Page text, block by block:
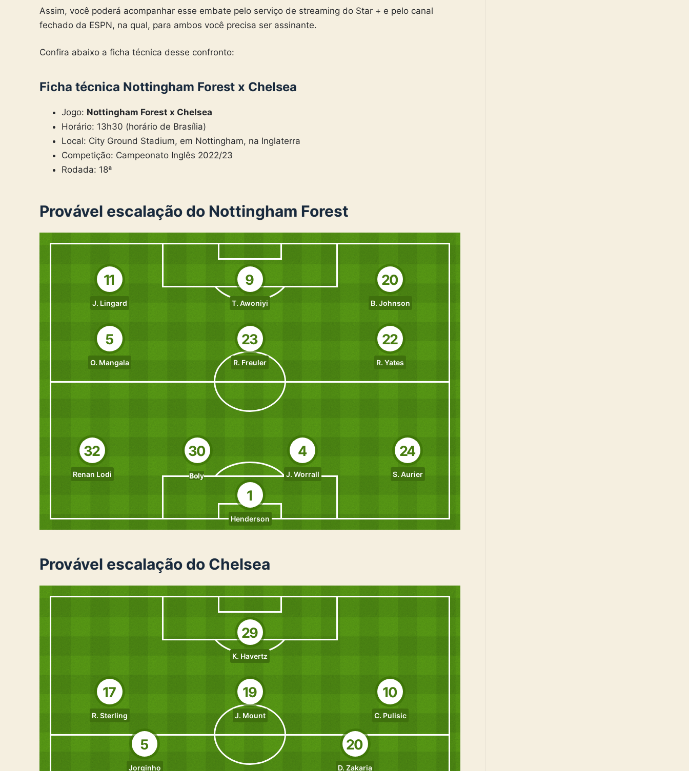
Assim, você poderá acompanhar esse embate pelo serviço de streaming do Star + e pelo canal
fechado da ESPN, na qual, para ambos você precisa ser assinante.
Confira abaixo a ficha técnica desse confronto:
Ficha técnica Nottingham Forest x Chelsea
Jogo: Nottingham Forest x Chelsea
Horário: 13h30 (horário de Brasília)
Local: City Ground Stadium, em Nottingham, na Inglaterra
Competição: Campeonato Inglês 2022/23
Rodada: 18ª
Provável escalação do Nottingham Forest
11
J. Lingard
9
T. Awoniyi
20
B. Johnson
5
O. Mangala
23
R. Freuler
22
R. Yates
32
Renan Lodi
30
Boly
4
J. Worrall
24
S. Aurier
1
Henderson
Provável escalação do Chelsea
29
K. Havertz
17
R. Sterling
19
J. Mount
10
C. Pulisic
5
Jorginho
20
D. Zakaria